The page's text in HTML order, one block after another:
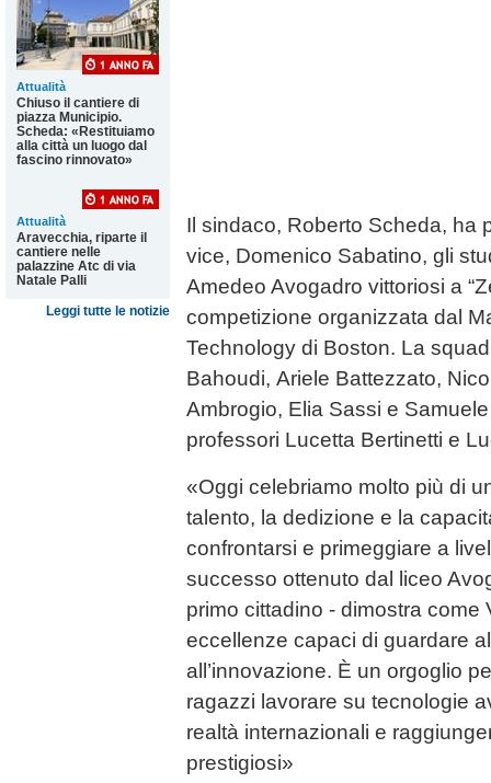
Attualità
Chiuso il cantiere di
piazza Municipio.
Scheda: «Restituiamo
alla città un luogo dal
fascino rinnovato»
Attualità
Aravecchia, riparte il
cantiere nelle
palazzine Atc di via
Natale Palli
Leggi tutte le notizie
Il sindaco, Roberto Scheda, ha
vice, Domenico Sabatino, gli
Amedeo Avogadro vittoriosi a
competizione organizzata dal
Technology di Boston. La
Bahoudi, Ariele Battezzato,
Ambrogio, Elia Sassi e
professori Lucetta Bertinetti e
«Oggi celebriamo molto più di
talento, la dedizione e la
confrontarsi e primeggiare a
successo ottenuto dal liceo
primo cittadino - dimostra come
eccellenze capaci di guardare
all’innovazione. È un orgoglio
ragazzi lavorare su tecnologie
realtà internazionali e
prestigiosi»